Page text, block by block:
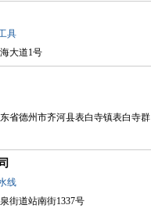
具
大道1号
省德州市齐河县表白寺镇表白寺群
线
街道站南街1337号